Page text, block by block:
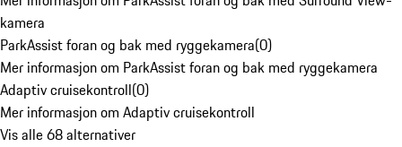
kamera
ParkAssist foran og bak med ryggekamera(0)
Mer informasjon om ParkAssist foran og bak med ryggekamera
Adaptiv cruisekontroll(0)
Mer informasjon om Adaptiv cruisekontroll
Vis alle 68 alternativer